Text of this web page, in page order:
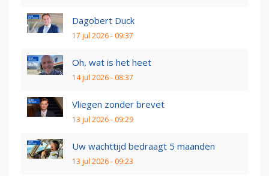
Dagobert Duck
17 jul 2026 - 09:37
Oh, wat is het heet
14 jul 2026 - 08:37
Vliegen zonder brevet
13 jul 2026 - 09:29
Uw wachttijd bedraagt 5 maanden
13 jul 2026 - 09:23